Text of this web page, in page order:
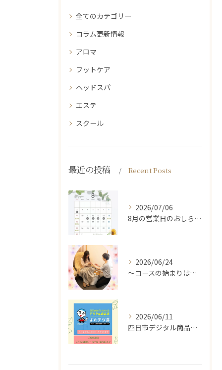
全てのカテゴリー
コラム更新情報
アロマ
フットケア
ヘッドスパ
エステ
スクール
最近の投稿 Recent Posts
2026/07/06
8月の営業日のおしらせ🌿
2026/06/24
～コースの始まりは足湯から～
2026/06/11
四日市デジタル商品券が